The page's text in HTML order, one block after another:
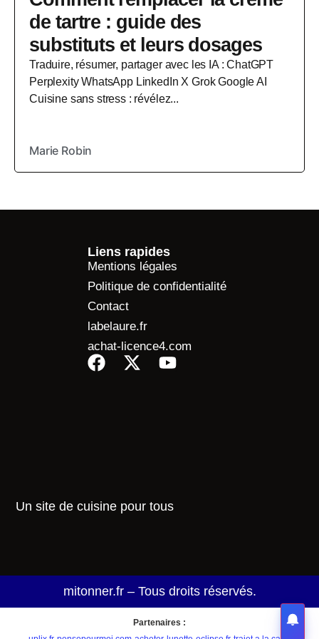
de tartre : guide des
substituts et leurs dosages
Traduire, résumer, partager avec les IA : ChatGPT
Perplexity WhatsApp LinkedIn X Grok Google AI
Cuisine sans stress : révélez...
Marie Robin
Un site de cuisine pour tous
Liens rapides
Mentions légales
Politique de confidentialité
Contact
labelaure.fr
achat-licence4.com
mitonner.fr – Tous droits réservés.
Partenaires :